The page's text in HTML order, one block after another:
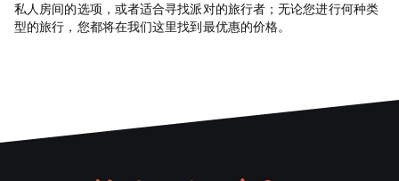
私人房间的选项，或者适合寻找派对的旅行者；无论您进行何种类
型的旅行，您都将在我们这里找到最优惠的价格。